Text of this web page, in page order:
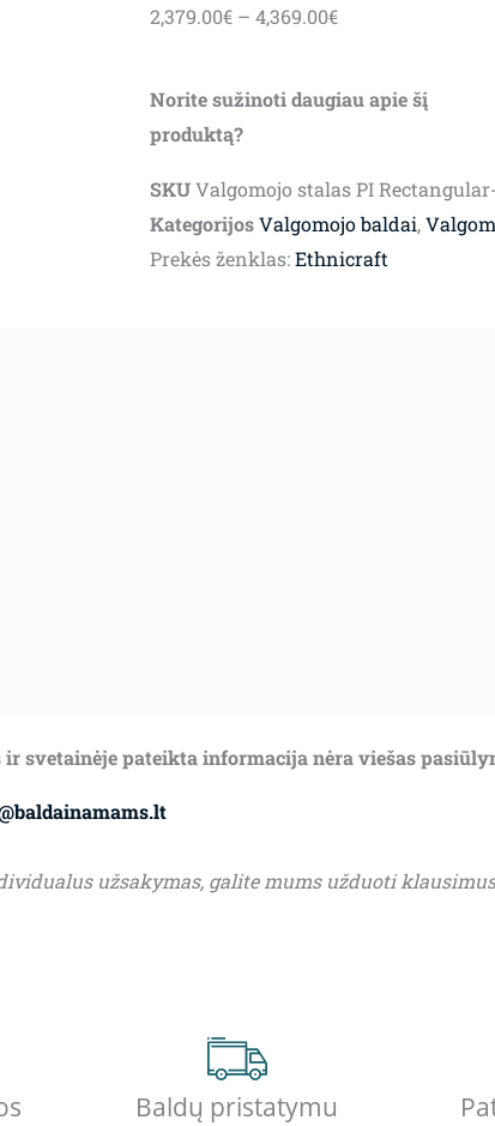
2,379.00€ – 4,369.00€Price
through
Norite sužinoti daugiau apie šį
produktą?
SKUValgomojo stalas PI
Kategorijos Valgomojo baldai,
Prekės ženklas:Ethnicraft
svetainėje pateikta informacija nėra viešas
užsakymas, galite mums užduoti
Baldų pristatymu